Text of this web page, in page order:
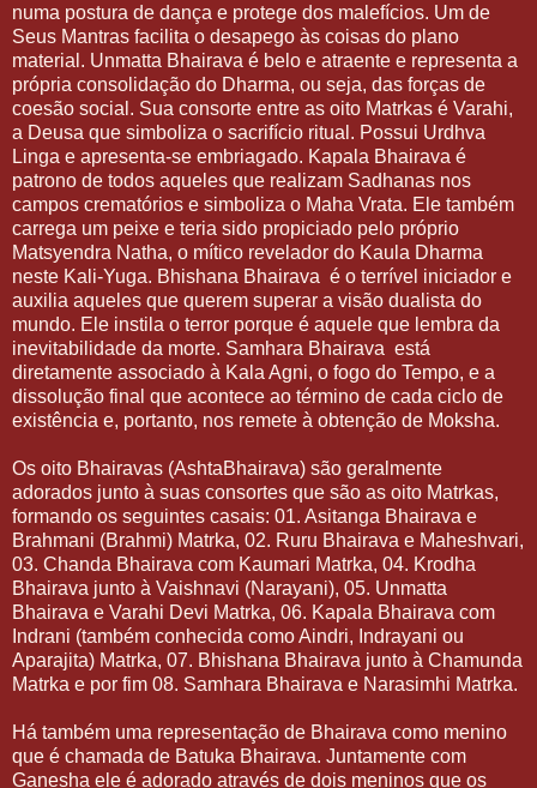
numa postura de dança e protege dos malefícios. Um de
Seus Mantras facilita o desapego às coisas do plano
material. Unmatta Bhairava é belo e atraente e representa a
própria consolidação do Dharma, ou seja, das forças de
coesão social. Sua consorte entre as oito Matrkas é Varahi,
a Deusa que simboliza o sacrifício ritual. Possui Urdhva
Linga e apresenta-se embriagado. Kapala Bhairava é
patrono de todos aqueles que realizam Sadhanas nos
campos crematórios e simboliza o Maha Vrata. Ele também
carrega um peixe e teria sido propiciado pelo próprio
Matsyendra Natha, o mítico revelador do Kaula Dharma
neste Kali-Yuga. Bhishana Bhairava é o terrível iniciador e
auxilia aqueles que querem superar a visão dualista do
mundo. Ele instila o terror porque é aquele que lembra da
inevitabilidade da morte. Samhara Bhairava está
diretamente associado à Kala Agni, o fogo do Tempo, e a
dissolução final que acontece ao término de cada ciclo de
existência e, portanto, nos remete à obtenção de Moksha.
Os oito Bhairavas (AshtaBhairava) são geralmente
adorados junto à suas consortes que são as oito Matrkas,
formando os seguintes casais: 01. Asitanga Bhairava e
Brahmani (Brahmi) Matrka, 02. Ruru Bhairava e Maheshvari,
03. Chanda Bhairava com Kaumari Matrka, 04. Krodha
Bhairava junto à Vaishnavi (Narayani), 05. Unmatta
Bhairava e Varahi Devi Matrka, 06. Kapala Bhairava com
Indrani (também conhecida como Aindri, Indrayani ou
Aparajita) Matrka, 07. Bhishana Bhairava junto à Chamunda
Matrka e por fim 08. Samhara Bhairava e Narasimhi Matrka.
Há também uma representação de Bhairava como menino
que é chamada de Batuka Bhairava. Juntamente com
Ganesha ele é adorado através de dois meninos que os